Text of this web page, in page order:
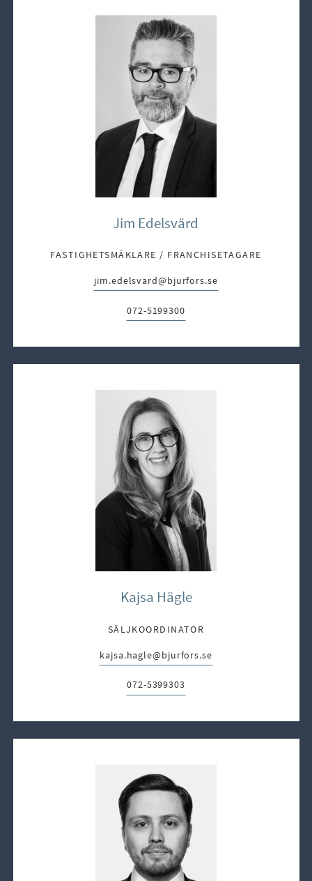
Jim Edelsvärd
FASTIGHETSMÄKLARE / FRANCHISETAGARE
E-post:
jim.edelsvard@bjurfors.se
Telefon:
072-5199300
Kajsa Hägle
SÄLJKOORDINATOR
E-post:
kajsa.hagle@bjurfors.se
Telefon:
072-5399303